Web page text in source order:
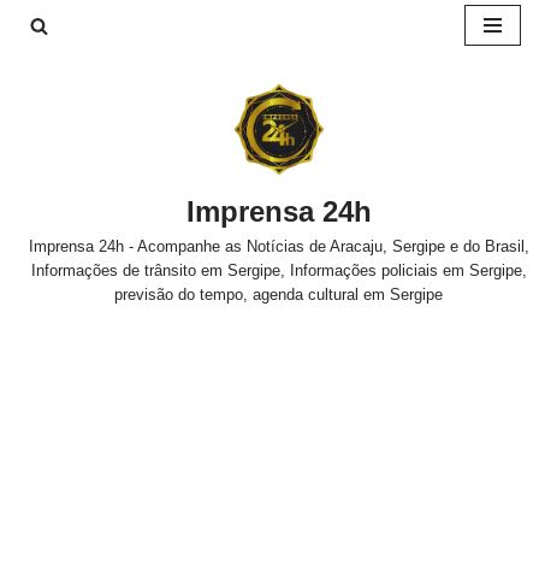
Imprensa 24h
Imprensa 24h - Acompanhe as Notícias de Aracaju, Sergipe e do Brasil,
Informações de trânsito em Sergipe, Informações policiais em Sergipe,
previsão do tempo, agenda cultural em Sergipe